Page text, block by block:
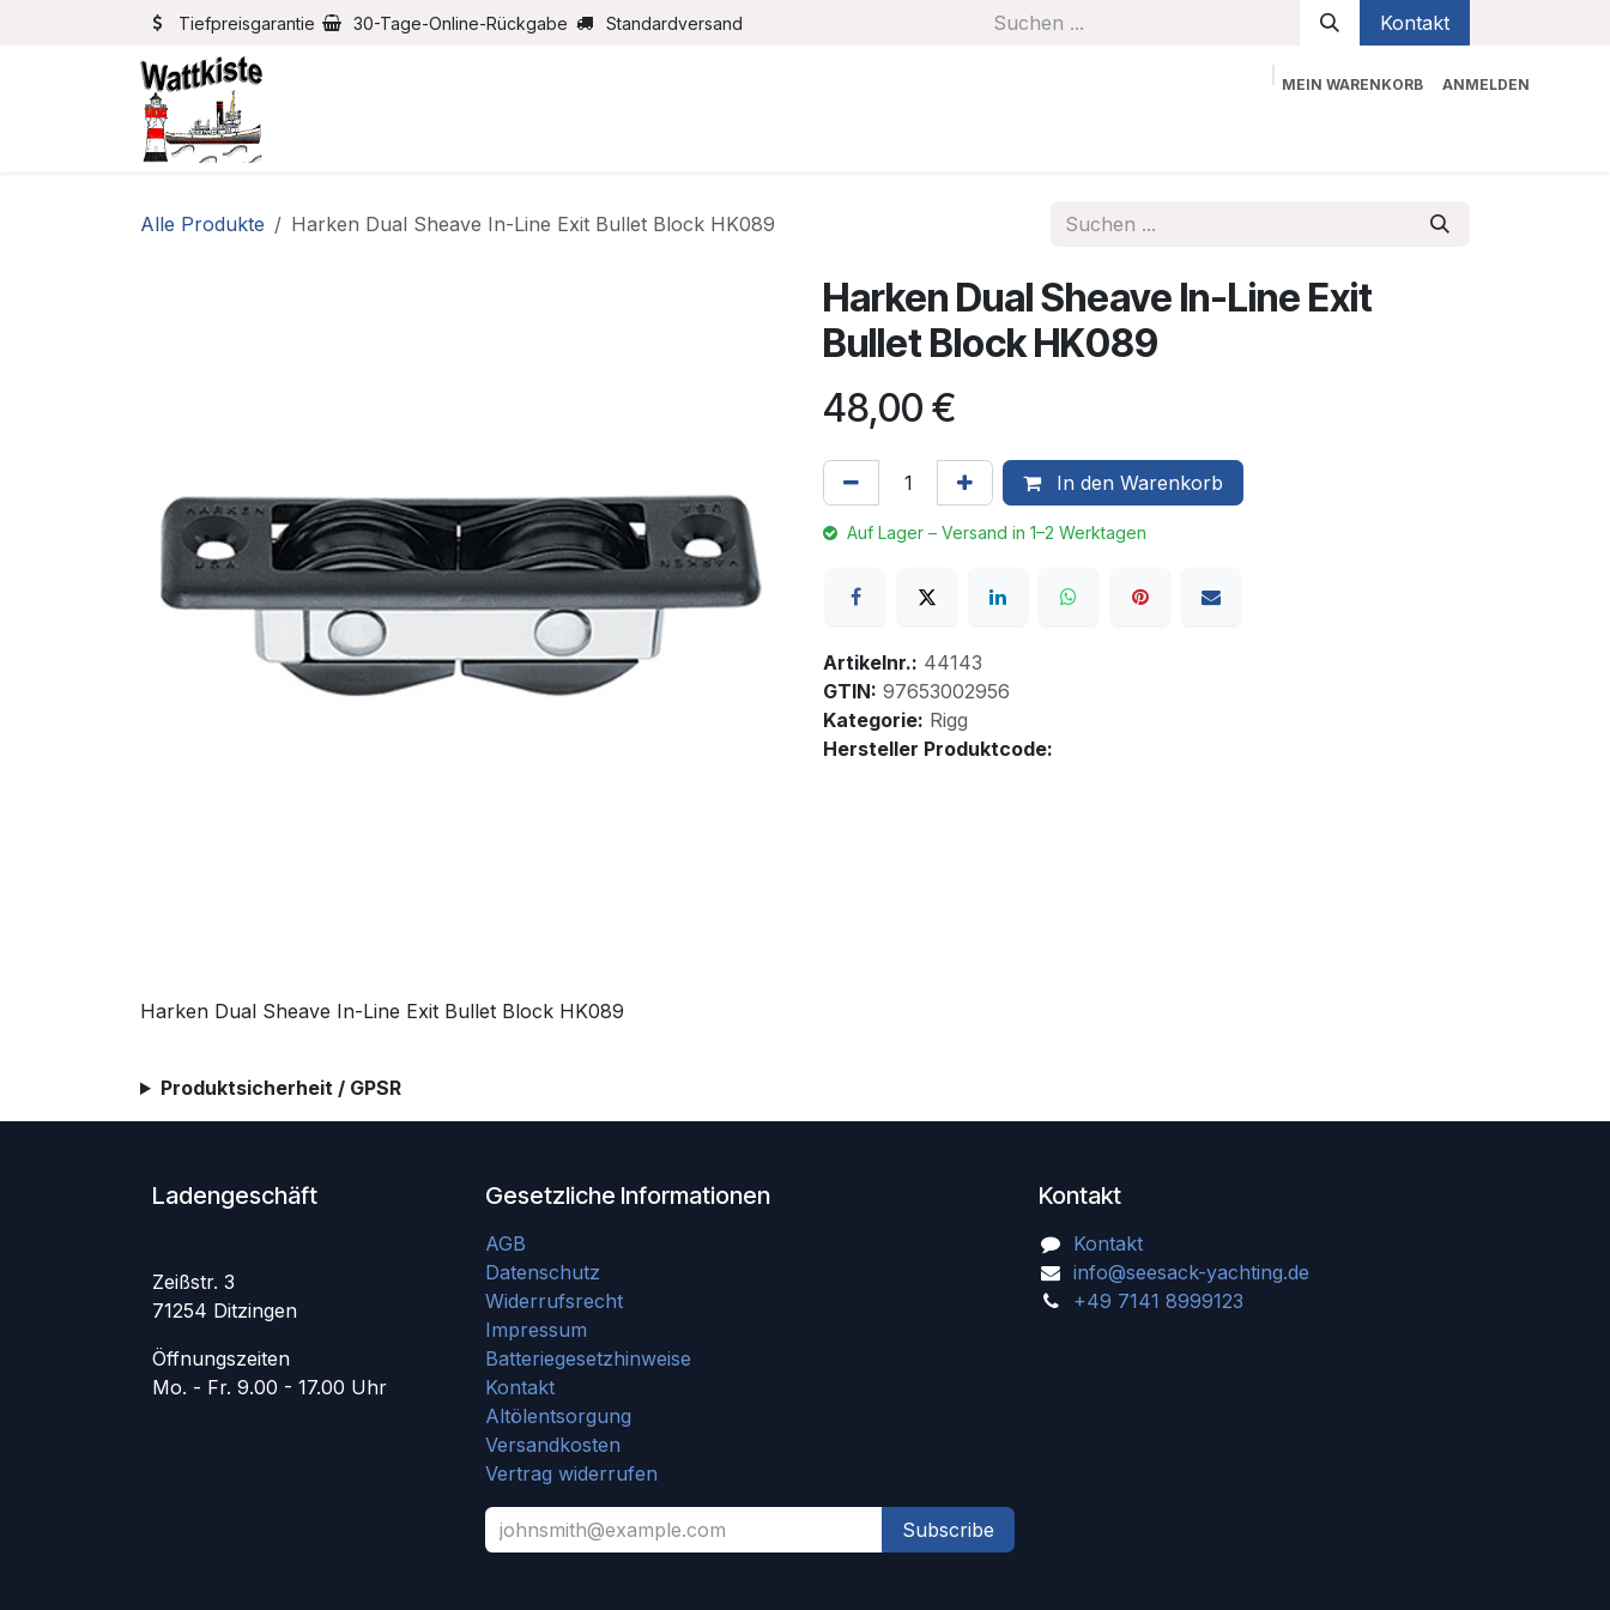
Zum Inhalt springenTiefpreisgarantie 30-Tage-Online-Rückgabe Standardversand Kontakt
MEIN WARENKORB ANMELDEN
Alle Produkte Harken Dual Sheave In-Line Exit Bullet Block HK089
Harken Dual Sheave In-Line Exit
Bullet Block HK089
48,00 €
In den Warenkorb
Auf Lager – Versand in 1–2 Werktagen
Artikelnr.: 44143
GTIN: 97653002956
Kategorie: Rigg
Hersteller Produktcode:
Harken Dual Sheave In-Line Exit Bullet Block HK089
Produktsicherheit / GPSR
Ladengeschäft
Zeißstr. 3
71254 Ditzingen
Öffnungszeiten
Mo. - Fr. 9.00 - 17.00 Uhr
Kontakt
Kontakt
info@seesack-yachting.de
+49 7141 8999123
Gesetzliche Informationen
AGB
Datenschutz
Widerrufsrecht
Impressum
Batteriegesetzhinweise
Kontakt
Altölentsorgung
Versandkosten
Vertrag widerrufen
Subscribe